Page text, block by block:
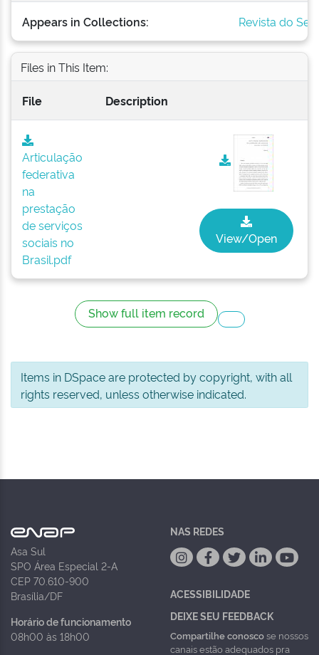
Appears in Collections: Revista do
Files in This Item:
File Description
Articulação
federativa
na
prestação
de serviços
sociais no
Brasil.pdf
View/Open
Show full item record
Items in DSpace are protected by copyright, with all
rights reserved, unless otherwise indicated.
Asa Sul
SPO Área Especial 2-A
CEP 70.610-900
Brasília/DF
Horário de funcionamento
08h00 às 18h00
NAS REDES
ACESSIBILIDADE
DEIXE SEU FEEDBACK
Compartilhe conoscose nossos
canais estão adequados pra